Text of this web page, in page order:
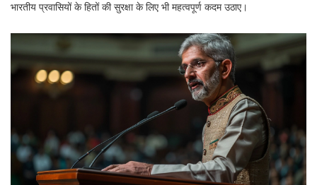
भारतीय प्रवासियों के हितों की सुरक्षा के लिए भी महत्वपूर्ण कदम उठाए।